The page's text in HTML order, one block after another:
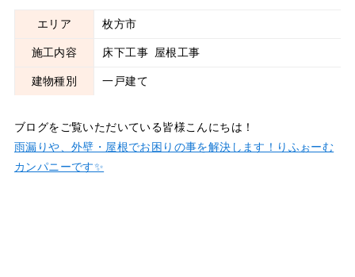
エリア 枚方市
施工内容 床下工事 屋根工事
建物種別 一戸建て
ブログをご覧いただいている皆様こんにちは！
雨漏りや、外壁・屋根でお困りの事を解決します！りふぉーむ
カンパニーです✨